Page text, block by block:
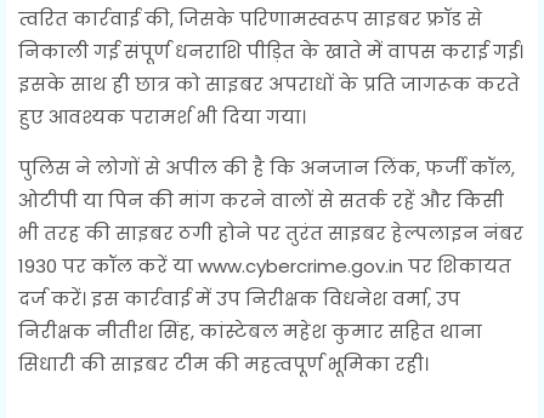
त्वरित कार्रवाई की, जिसके परिणामस्वरूप साइबर फ्रॉड से
निकाली गई संपूर्ण धनराशि पीड़ित के खाते में वापस कराई गई।
इसके साथ ही छात्र को साइबर अपराधों के प्रति जागरूक करते
हुए आवश्यक परामर्श भी दिया गया।
पुलिस ने लोगों से अपील की है कि अनजान लिंक, फर्जी कॉल,
ओटीपी या पिन की मांग करने वालों से सतर्क रहें और किसी
भी तरह की साइबर ठगी होने पर तुरंत साइबर हेल्पलाइन नंबर
1930 पर कॉल करें या www.cybercrime.gov.in पर शिकायत
दर्ज करें। इस कार्रवाई में उप निरीक्षक विधनेश वर्मा, उप
निरीक्षक नीतीश सिंह, कांस्टेबल महेश कुमार सहित थाना
सिधारी की साइबर टीम की महत्वपूर्ण भूमिका रही।